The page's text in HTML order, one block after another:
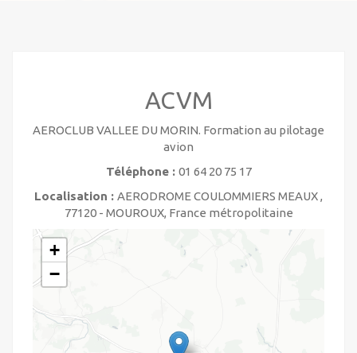
ACVM
AEROCLUB VALLEE DU MORIN. Formation au pilotage
avion
Téléphone : 01 64 20 75 17
Localisation : AERODROME COULOMMIERS MEAUX ,
77120 - MOUROUX, France métropolitaine
+
−